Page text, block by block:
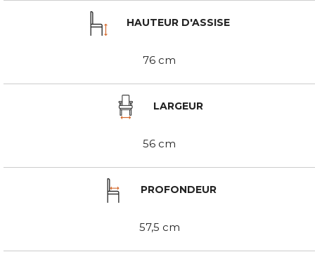
HAUTEUR D'ASSISE
76 cm
LARGEUR
56 cm
PROFONDEUR
57,5 cm